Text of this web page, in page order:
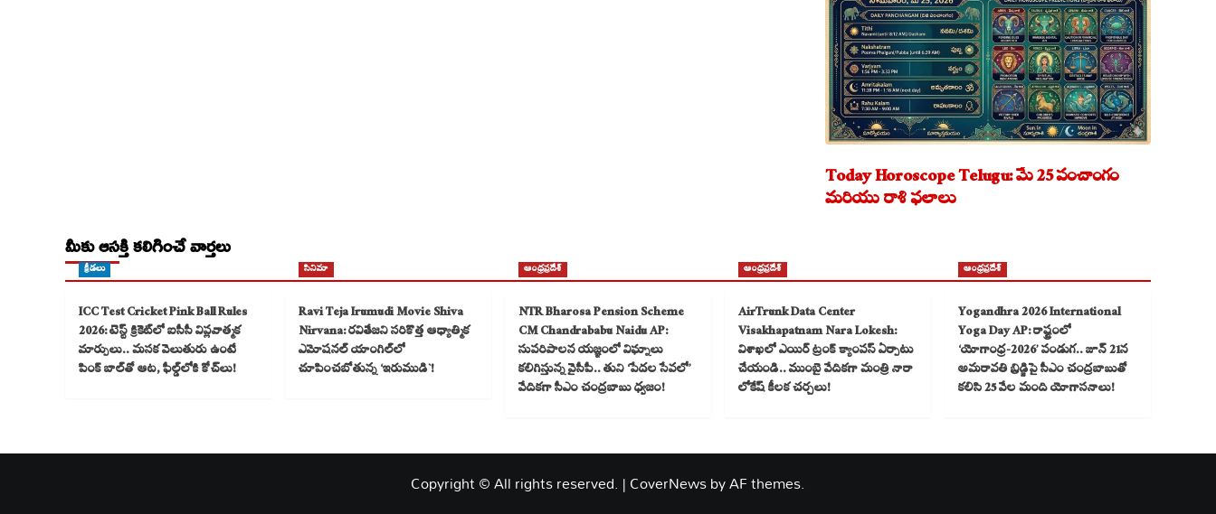
Today Horoscope Telugu: మే 25 పంచాంగం
మరియు రాశి ఫలాలు
మీకు ఆసక్తి కలిగించే వార్తలు
క్రీడలు
ICC Test Cricket Pink Ball Rules
2026: టెస్ట్ క్రికెట్‌లో ఐసీసీ విప్లవాత్మక
మార్పులు.. మసక వెలుతురు ఉంటే
పింక్ బాల్‌తో ఆట, ఫీల్డ్‌లోకి కోచ్‌లు!
సినిమా
Ravi Teja Irumudi Movie Shiva
Nirvana: రవితేజని సరికొత్త ఆధ్యాత్మిక
ఎమోషనల్ యాంగిల్‌లో
చూపించబోతున్న ‘ఇరుముడి`!
ఆంధ్రప్రదేశ్
NTR Bharosa Pension Scheme
CM Chandrababu Naidu AP:
సుపరిపాలన యజ్ఞంలో విఘ్నాలు
కలిగిస్తున్న వైసీపీ.. తుని ‘పేదల సేవలో’
వేదికగా సీఎం చంద్రబాబు ధ్వజం!
ఆంధ్రప్రదేశ్
AirTrunk Data Center
Visakhapatnam Nara Lokesh:
విశాఖలో ఎయిర్ ట్రంక్ క్యాంపస్ ఏర్పాటు
చేయండి.. ముంబై వేదికగా మంత్రి నారా
లోకేష్ కీలక చర్చలు!
ఆంధ్రప్రదేశ్
Yogandhra 2026 International
Yoga Day AP: రాష్ట్రంలో
‘యోగాంధ్ర-2026’ పండుగ.. జూన్ 21న
అమరావతి బ్రిడ్జిపై సీఎం చంద్రబాబుతో
కలిసి 25 వేల మంది యోగాసనాలు!
Copyright © All rights reserved. |CoverNewsby AF themes.